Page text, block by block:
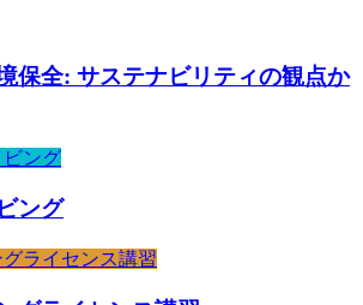
保全: サステナビリティの観点か
ング
ング
グライセンス講習